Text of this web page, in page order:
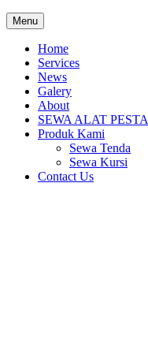
Menu
Home
Services
News
Galery
About
SEWA ALAT PESTA
Produk Kami
Sewa Tenda
Sewa Kursi
Contact Us